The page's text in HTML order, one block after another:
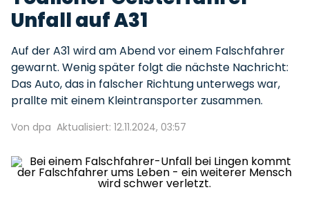
Unfall auf A31
Auf der A31 wird am Abend vor einem Falschfahrer
gewarnt. Wenig später folgt die nächste Nachricht:
Das Auto, das in falscher Richtung unterwegs war,
prallte mit einem Kleintransporter zusammen.
Von dpa Aktualisiert: 12.11.2024, 03:57